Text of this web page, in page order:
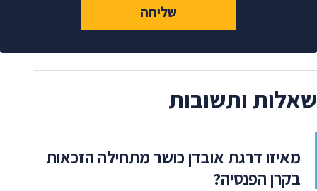
שליחה
שאלות ותשובות
מאיזו דרגת אובדן כושר מתחילה הזכאות
בקרן הפנסיה?